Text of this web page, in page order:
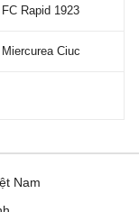
FC Rapid 1923
Miercurea Ciuc
Nam